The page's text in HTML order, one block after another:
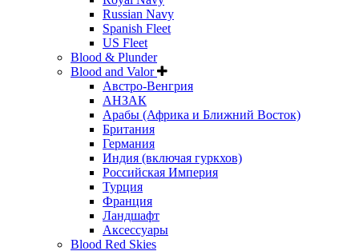
Russian Navy
Spanish Fleet
US Fleet
Blood & Plunder
Blood and Valor
Австро-Венгрия
АНЗАК
Арабы (Африка и Ближний Восток)
Британия
Германия
Индия (включая гуркхов)
Российская Империя
Турция
Франция
Ландшафт
Аксессуары
Blood Red Skies